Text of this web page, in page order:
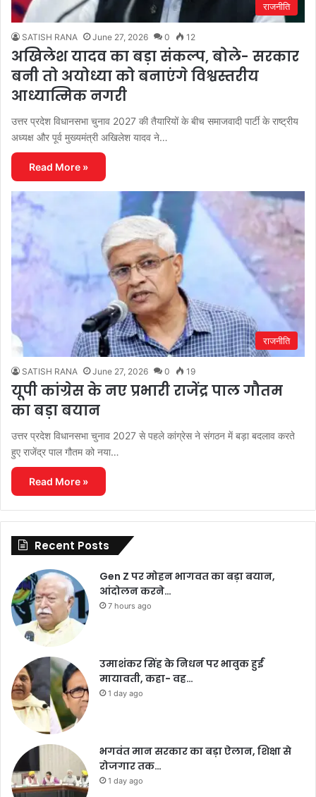
राजनीति
SATISH RANA June 27, 2026 0 12
अखिलेश यादव का बड़ा संकल्प, बोले- सरकार
बनी तो अयोध्या को बनाएंगे विश्वस्तरीय
आध्यात्मिक नगरी
उत्तर प्रदेश विधानसभा चुनाव 2027 की तैयारियों के बीच समाजवादी पार्टी के राष्ट्रीय
अध्यक्ष और पूर्व मुख्यमंत्री अखिलेश यादव ने…
Read More »
राजनीति
SATISH RANA June 27, 2026 0 19
यूपी कांग्रेस के नए प्रभारी राजेंद्र पाल गौतम
का बड़ा बयान
उत्तर प्रदेश विधानसभा चुनाव 2027 से पहले कांग्रेस ने संगठन में बड़ा बदलाव करते
हुए राजेंद्र पाल गौतम को नया…
Read More »
Recent Posts
Gen Z पर मोहन भागवत का बड़ा बयान,
आंदोलन करने…
7 hours ago
उमाशंकर सिंह के निधन पर भावुक हुईं
मायावती, कहा- वह…
1 day ago
भगवंत मान सरकार का बड़ा ऐलान, शिक्षा से
रोजगार तक…
1 day ago